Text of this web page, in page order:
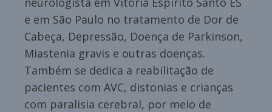
e em São Paulo no tratamento de Dor de
Cabeça, Depressão, Doença de Parkinson,
Miastenia gravis e outras doenças.
Também se dedica a reabilitação de
pacientes com AVC, distonias e crianças
com paralisia cerebral, por meio de